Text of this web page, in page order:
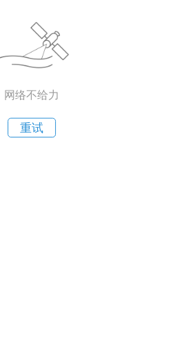
网络不给力
重试